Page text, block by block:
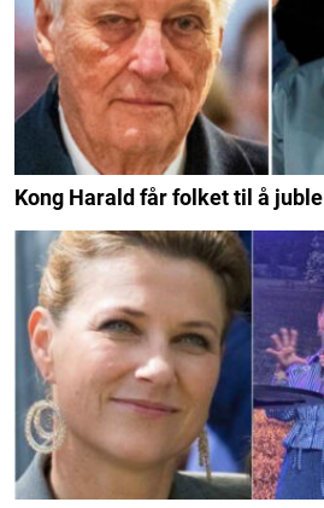
Kong Harald får folket til å juble